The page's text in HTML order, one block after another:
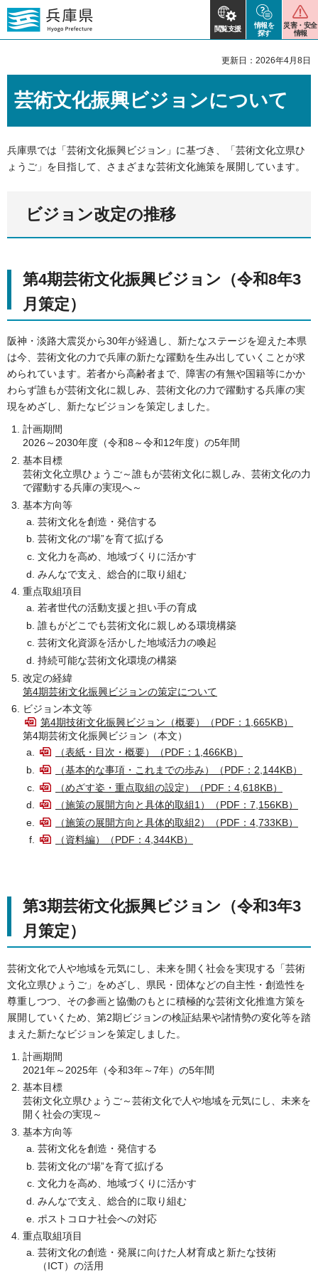
閲覧支援
情報を
探す
災害・安全
情報
更新日：2026年4月8日
芸術文化振興ビジョンについて
兵庫県では「芸術文化振興ビジョン」に基づき、「芸術文化立県ひ
ょうご」を目指して、さまざまな芸術文化施策を展開しています。
ビジョン改定の推移
第4期芸術文化振興ビジョン（令和8年3
月策定）
阪神・淡路大震災から30年が経過し、新たなステージを迎えた本県
は今、芸術文化の力で兵庫の新たな躍動を生み出していくことが求
められています。若者から高齢者まで、障害の有無や国籍等にかか
わらず誰もが芸術文化に親しみ、芸術文化の力で躍動する兵庫の実
現をめざし、新たなビジョンを策定しました。
計画期間
2026～2030年度（令和8～令和12年度）の5年間
基本目標
芸術文化立県ひょうご～誰もが芸術文化に親しみ、芸術文化の力
で躍動する兵庫の実現へ～
基本方向等
芸術文化を創造・発信する
芸術文化の“場”を育て拡げる
文化力を高め、地域づくりに活かす
みんなで支え、総合的に取り組む
重点取組項目
若者世代の活動支援と担い手の育成
誰もがどこでも芸術文化に親しめる環境構築
芸術文化資源を活かした地域活力の喚起
持続可能な芸術文化環境の構築
改定の経緯
第4期芸術文化振興ビジョンの策定について
ビジョン本文等
第4期技術文化振興ビジョン（概要）（PDF：1,665KB）
第4期芸術文化振興ビジョン（本文）
（表紙・目次・概要）（PDF：1,466KB）
（基本的な事項・これまでの歩み）（PDF：2,144KB）
（めざす姿・重点取組の設定）（PDF：4,618KB）
（施策の展開方向と具体的取組1）（PDF：7,156KB）
（施策の展開方向と具体的取組2）（PDF：4,733KB）
（資料編）（PDF：4,344KB）
第3期芸術文化振興ビジョン（令和3年3
月策定）
芸術文化で人や地域を元気にし、未来を開く社会を実現する「芸術
文化立県ひょうご」をめざし、県民・団体などの自主性・創造性を
尊重しつつ、その参画と協働のもとに積極的な芸術文化推進方策を
展開していくため、第2期ビジョンの検証結果や諸情勢の変化等を踏
まえた新たなビジョンを策定しました。
計画期間
2021年～2025年（令和3年～7年）の5年間
基本目標
芸術文化立県ひょうご～芸術文化で人や地域を元気にし、未来を
開く社会の実現～
基本方向等
芸術文化を創造・発信する
芸術文化の“場”を育て拡げる
文化力を高め、地域づくりに活かす
みんなで支え、総合的に取り組む
ポストコロナ社会への対応
重点取組項目
芸術文化の創造・発展に向けた人材育成と新たな技術
（ICT）の活用